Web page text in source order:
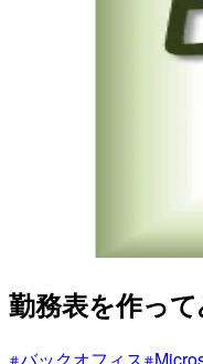
勤務表を作って
バックオフィス